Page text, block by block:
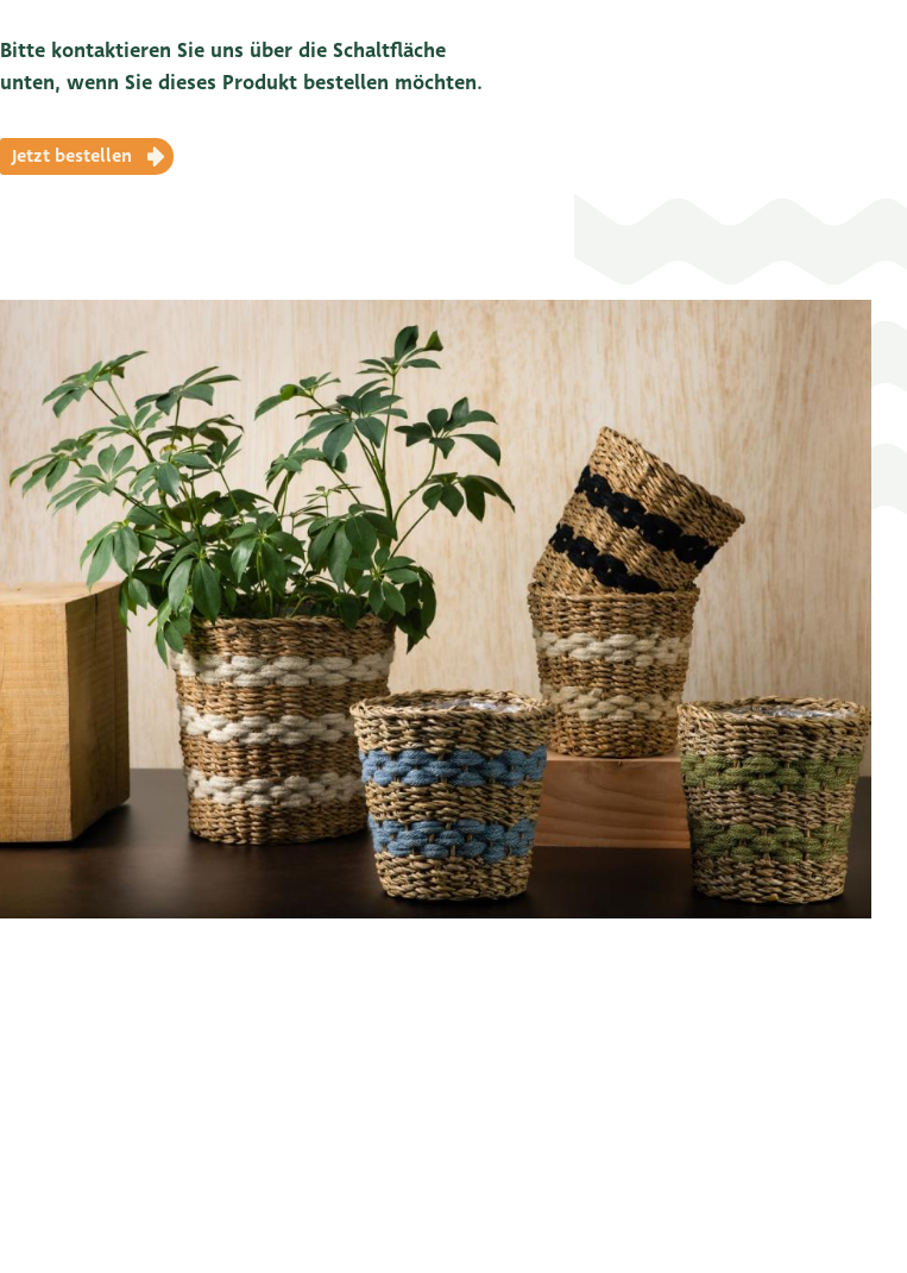
Bitte kontaktieren Sie uns über die Schaltfläche
unten, wenn Sie dieses Produkt bestellen möchten.
Jetzt bestellen